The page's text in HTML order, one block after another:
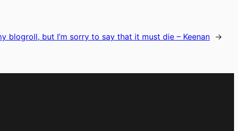
blogroll, but I’m sorry to say that it must die – Keenan →